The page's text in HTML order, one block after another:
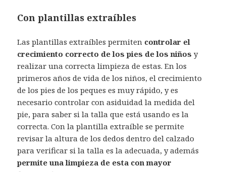
Con plantillas extraíbles
Las plantillas extraíbles permiten controlar el
crecimiento correcto de los pies de los niños y
realizar una correcta limpieza de estas. En los
primeros años de vida de los niños, el crecimiento
de los pies de los peques es muy rápido, y es
necesario controlar con asiduidad la medida del
pie, para saber si la talla que está usando es la
correcta. Con la plantilla extraíble se permite
revisar la altura de los dedos dentro del calzado
para verificar si la talla es la adecuada, y además
permite una limpieza de esta con mayor